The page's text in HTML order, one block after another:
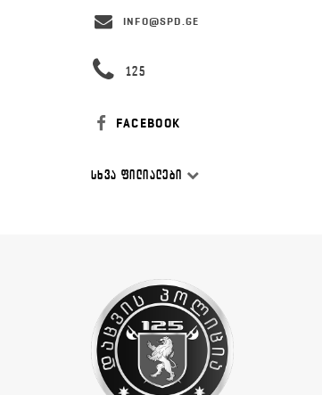
INFO@SPD.GE
125
FACEBOOK
ᲡᲮᲕᲐ ᲤᲘᲚᲘᲐᲚᲔᲑᲘ